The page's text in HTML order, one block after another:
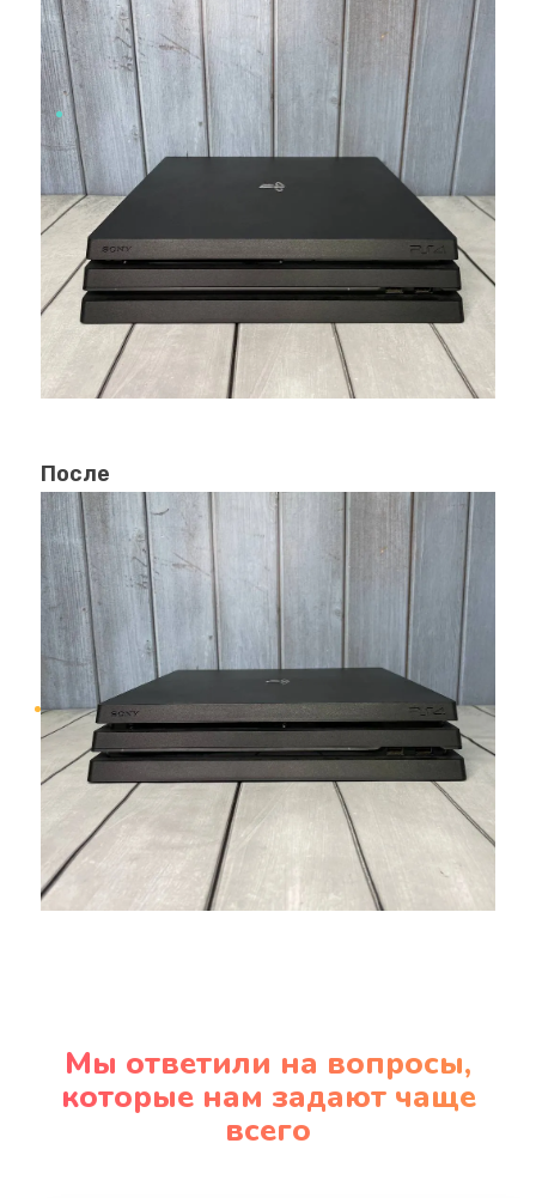
быстро и качественно восстановить
работоспособность вашей консоли.
Как связаться с нами?
Чтобы заказать услуги по ремонту вашей игровой
приставки, просто позвоните нам по номеру +7
(342) 254-92-47. Адрес нашего офиса: ул Максима
Горького, зд. 82а. Наши специалисты готовы
ответить на ваши вопросы, провести
консультацию и назначить удобное время для
посещения нашего Перми сервисного центра.
Не позволяйте неисправностям лишить вас
снова!
После
Мы ответили на вопросы,
которые нам задают чаще
всего